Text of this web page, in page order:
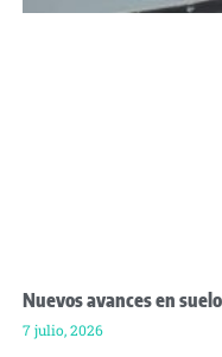
Nuevos avances en
7 julio, 2026